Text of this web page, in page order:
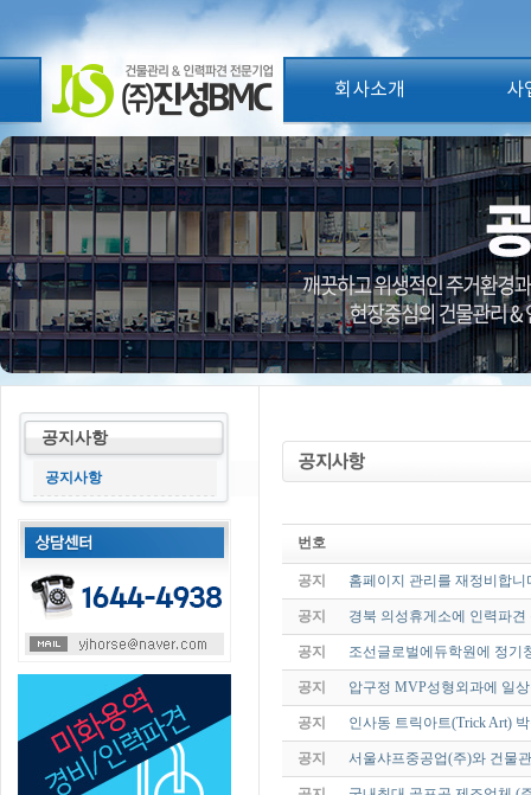
회사소개 사
공지사항
공지사항
번호
공지 홈페이지 관리를 재정비합니
공지 경북 의성휴게소에 인력파
공지 조선글로벌에듀학원에 정기
공지 압구정 MVP성형외과에 일
공지 인사동 트릭아트(Trick Art)
공지 서울샤프중공업(주)와 건물